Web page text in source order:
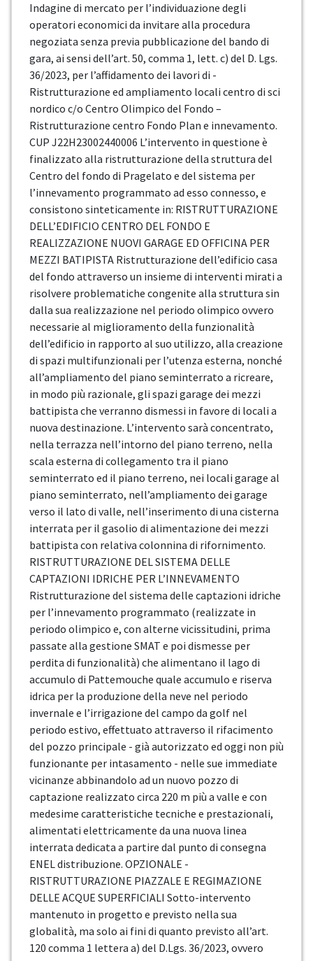
Indagine di mercato per l’individuazione degli
operatori economici da invitare alla procedura
negoziata senza previa pubblicazione del bando di
gara, ai sensi dell’art. 50, comma 1, lett. c) del D. Lgs.
36/2023, per l’affidamento dei lavori di -
Ristrutturazione ed ampliamento locali centro di sci
nordico c/o Centro Olimpico del Fondo –
Ristrutturazione centro Fondo Plan e innevamento.
CUP J22H23002440006 L’intervento in questione è
finalizzato alla ristrutturazione della struttura del
Centro del fondo di Pragelato e del sistema per
l’innevamento programmato ad esso connesso, e
consistono sinteticamente in: RISTRUTTURAZIONE
DELL’EDIFICIO CENTRO DEL FONDO E
REALIZZAZIONE NUOVI GARAGE ED OFFICINA PER
MEZZI BATIPISTA Ristrutturazione dell’edificio casa
del fondo attraverso un insieme di interventi mirati a
risolvere problematiche congenite alla struttura sin
dalla sua realizzazione nel periodo olimpico ovvero
necessarie al miglioramento della funzionalità
dell’edificio in rapporto al suo utilizzo, alla creazione
di spazi multifunzionali per l’utenza esterna, nonché
all’ampliamento del piano seminterrato a ricreare,
in modo più razionale, gli spazi garage dei mezzi
battipista che verranno dismessi in favore di locali a
nuova destinazione. L’intervento sarà concentrato,
nella terrazza nell’intorno del piano terreno, nella
scala esterna di collegamento tra il piano
seminterrato ed il piano terreno, nei locali garage al
piano seminterrato, nell’ampliamento dei garage
verso il lato di valle, nell’inserimento di una cisterna
interrata per il gasolio di alimentazione dei mezzi
battipista con relativa colonnina di rifornimento.
RISTRUTTURAZIONE DEL SISTEMA DELLE
CAPTAZIONI IDRICHE PER L’INNEVAMENTO
Ristrutturazione del sistema delle captazioni idriche
per l’innevamento programmato (realizzate in
periodo olimpico e, con alterne vicissitudini, prima
passate alla gestione SMAT e poi dismesse per
perdita di funzionalità) che alimentano il lago di
accumulo di Pattemouche quale accumulo e riserva
idrica per la produzione della neve nel periodo
invernale e l’irrigazione del campo da golf nel
periodo estivo, effettuato attraverso il rifacimento
del pozzo principale - già autorizzato ed oggi non più
funzionante per intasamento - nelle sue immediate
vicinanze abbinandolo ad un nuovo pozzo di
captazione realizzato circa 220 m più a valle e con
medesime caratteristiche tecniche e prestazionali,
alimentati elettricamente da una nuova linea
interrata dedicata a partire dal punto di consegna
ENEL distribuzione. OPZIONALE -
RISTRUTTURAZIONE PIAZZALE E REGIMAZIONE
DELLE ACQUE SUPERFICIALI Sotto-intervento
mantenuto in progetto e previsto nella sua
globalità, ma solo ai fini di quanto previsto all’art.
120 comma 1 lettera a) del D.Lgs. 36/2023, ovvero